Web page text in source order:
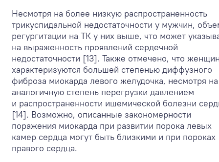
Несмотря на более низкую распространенность
трикуспидальной недостаточности у мужчин,
регургитации на ТК у них выше, что может
на выраженность проявлений сердечной
недостаточности [13]. Также отмечено, что
характеризуются большей степенью диффузного
фиброза миокарда левого желудочка, несмотря на
аналогичную степень перегрузки давлением
и распространенности ишемической болезни
[14]. Возможно, описанные закономерности
поражения миокарда при развитии порока левых
камер сердца могут быть близкими и при пороках
правого сердца.